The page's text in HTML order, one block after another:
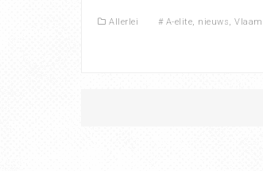
Allerlei # A-elite, nieuws,